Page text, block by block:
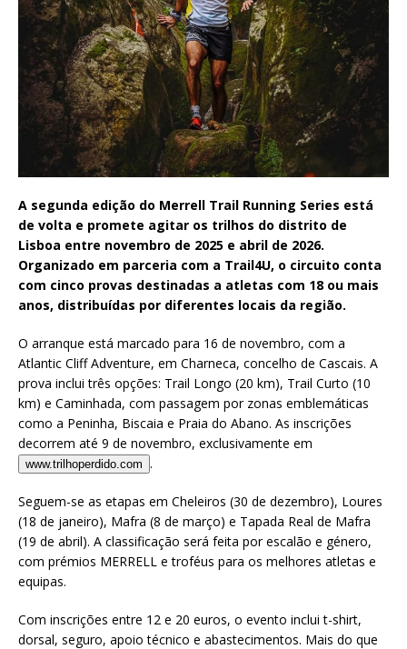
A segunda edição do Merrell Trail Running Series está
de volta e promete agitar os trilhos do distrito de
Lisboa entre novembro de 2025 e abril de 2026.
Organizado em parceria com a Trail4U, o circuito conta
com cinco provas destinadas a atletas com 18 ou mais
anos, distribuídas por diferentes locais da região.
O arranque está marcado para 16 de novembro, com a
Atlantic Cliff Adventure, em Charneca, concelho de Cascais. A
prova inclui três opções: Trail Longo (20 km), Trail Curto (10
km) e Caminhada, com passagem por zonas emblemáticas
como a Peninha, Biscaia e Praia do Abano. As inscrições
decorrem até 9 de novembro, exclusivamente em
www.trilhoperdido.com .
Seguem-se as etapas em Cheleiros (30 de dezembro), Loures
(18 de janeiro), Mafra (8 de março) e Tapada Real de Mafra
(19 de abril). A classificação será feita por escalão e género,
com prémios MERRELL e troféus para os melhores atletas e
equipas.
Com inscrições entre 12 e 20 euros, o evento inclui t-shirt,
dorsal, seguro, apoio técnico e abastecimentos. Mais do que